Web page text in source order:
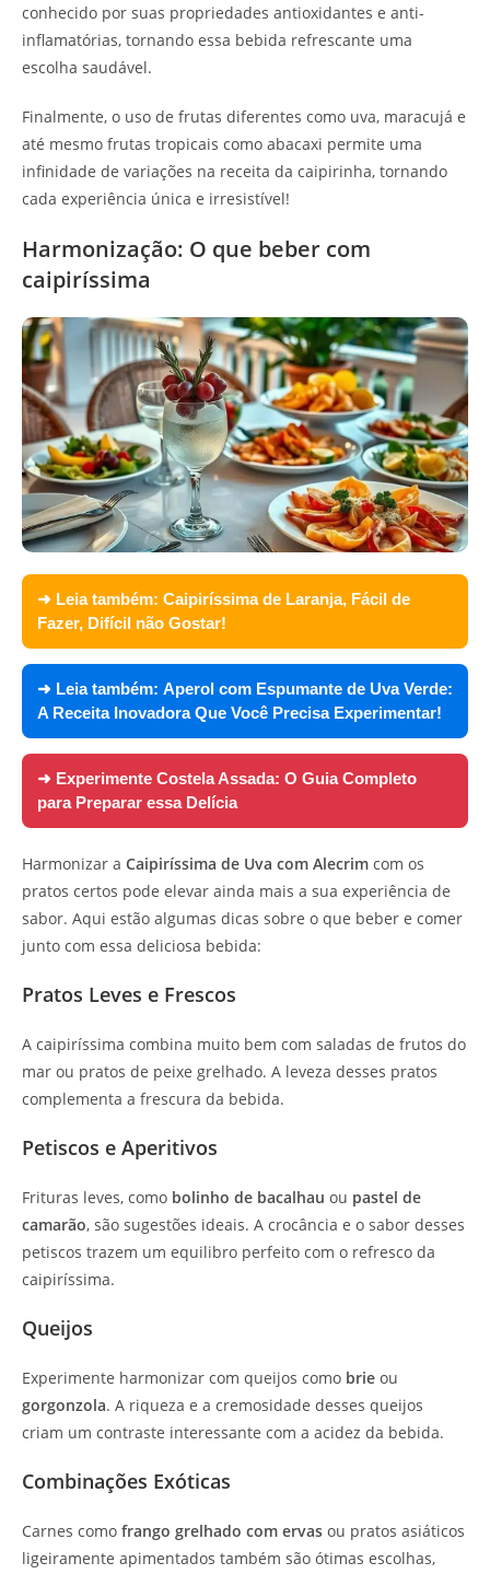
conhecido por suas propriedades antioxidantes e anti-
inflamatórias, tornando essa bebida refrescante uma
escolha saudável.
Finalmente, o uso de frutas diferentes como uva, maracujá e
até mesmo frutas tropicais como abacaxi permite uma
infinidade de variações na receita da caipirinha, tornando
cada experiência única e irresistível!
Harmonização: O que beber com
caipiríssima
➜ Leia também: Caipiríssima de Laranja, Fácil de
Fazer, Difícil não Gostar!
➜ Leia também: Aperol com Espumante de Uva Verde:
A Receita Inovadora Que Você Precisa Experimentar!
➜ Experimente Costela Assada: O Guia Completo
para Preparar essa Delícia
Harmonizar a Caipiríssima de Uva com Alecrim com os
pratos certos pode elevar ainda mais a sua experiência de
sabor. Aqui estão algumas dicas sobre o que beber e comer
junto com essa deliciosa bebida:
Pratos Leves e Frescos
A caipiríssima combina muito bem com saladas de frutos do
mar ou pratos de peixe grelhado. A leveza desses pratos
complementa a frescura da bebida.
Petiscos e Aperitivos
Frituras leves, como bolinho de bacalhau ou pastel de
camarão, são sugestões ideais. A crocância e o sabor desses
petiscos trazem um equilibro perfeito com o refresco da
caipiríssima.
Queijos
Experimente harmonizar com queijos como brie ou
gorgonzola. A riqueza e a cremosidade desses queijos
criam um contraste interessante com a acidez da bebida.
Combinações Exóticas
Carnes como frango grelhado com ervas ou pratos asiáticos
ligeiramente apimentados também são ótimas escolhas,